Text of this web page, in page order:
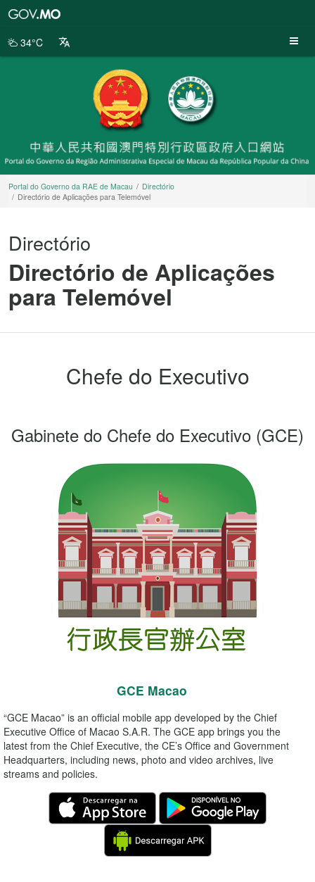
da
34°C
Portal do Governo da RAE de Macau
Directório
Directório de Aplicações para Telemóvel
Directório
Directório de Aplicações
para Telemóvel
Chefe do Executivo
Gabinete do Chefe do Executivo (GCE)
GCE Macao
“GCE Macao” is an official mobile app developed by the Chief
Executive Office of Macao S.A.R. The GCE app brings you the
latest from the Chief Executive, the CE’s Office and Government
Headquarters, including news, photo and video archives, live
streams and policies.